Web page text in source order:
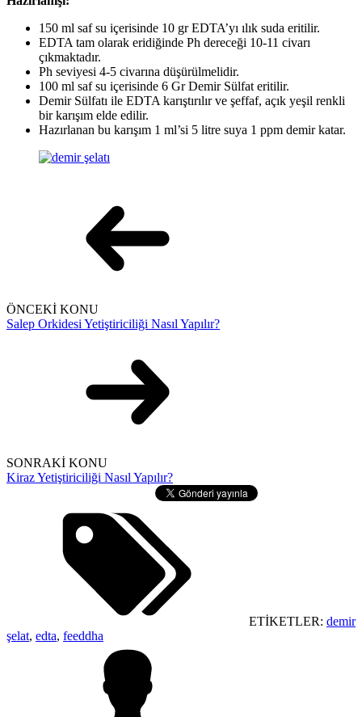
150 ml saf su içerisinde 10 gr EDTA’yı ılık suda eritilir.
EDTA tam olarak eridiğinde Ph dereceği 10-11 civarı
çıkmaktadır.
Ph seviyesi 4-5 civarına düşürülmelidir.
100 ml saf su içerisinde 6 Gr Demir Sülfat eritilir.
Demir Sülfatı ile EDTA karıştırılır ve şeffaf, açık yeşil renkli
bir karışım elde edilir.
Hazırlanan bu karışım 1 ml’si 5 litre suya 1 ppm demir katar.
ÖNCEKİ KONU
Salep Orkidesi Yetiştiriciliği Nasıl Yapılır?
SONRAKİ KONU
Kiraz Yetiştiriciliği Nasıl Yapılır?
ETİKETLER: demir
şelat, edta, feeddha